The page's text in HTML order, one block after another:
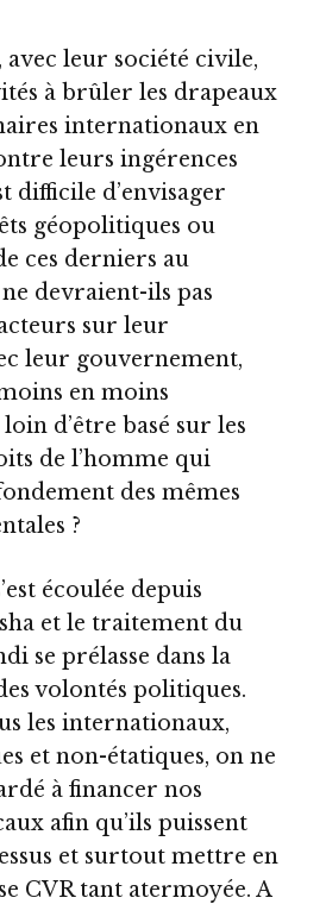
avec leur société civile,
à brûler les drapeaux
internationaux en
leurs ingérences
difficile d’envisager
géopolitiques ou
ces derniers au
devraient-ils pas
sur leur
leur gouvernement,
en moins
d’être basé sur les
de l’homme qui
des mêmes
?
écoulée depuis
et le traitement du
se prélasse dans la
volontés politiques.
les internationaux,
et non-étatiques, on ne
à financer nos
afin qu’ils puissent
et surtout mettre en
CVR tant atermoyée. A